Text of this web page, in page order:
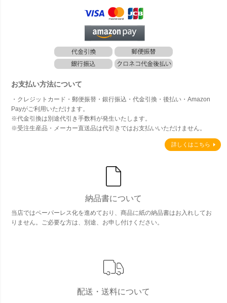
お支払い方法について
・クレジットカード・郵便振替・銀行振込・代金引換・後払い・Amazon
Payがご利用いただけます。
※代金引換は別途代引き手数料が発生いたします。
※受注生産品・メーカー直送品は代引きではお支払いいただけません。
詳しくはこちら
納品書について
当店ではペーパーレス化を進めており、商品に紙の納品書はお入れしてお
りません。ご必要な方は、別途、お申し付けください。
配送・送料について